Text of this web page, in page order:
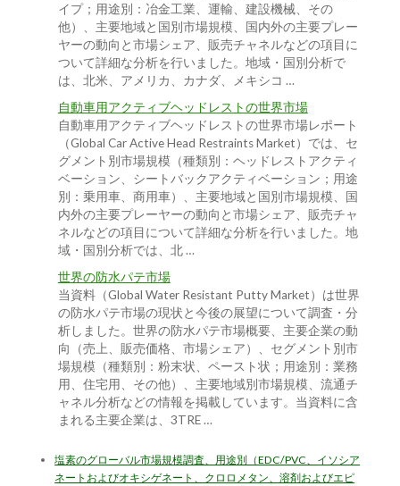
イプ；用途別：冶金工業、運輸、建設機械、その
他）、主要地域と国別市場規模、国内外の主要プレー
ヤーの動向と市場シェア、販売チャネルなどの項目に
ついて詳細な分析を行いました。地域・国別分析で
は、北米、アメリカ、カナダ、メキシコ …
自動車用アクティブヘッドレストの世界市場
自動車用アクティブヘッドレストの世界市場レポート
（Global Car Active Head Restraints Market）では、セ
グメント別市場規模（種類別：ヘッドレストアクティ
ベーション、シートバックアクティベーション；用途
別：乗用車、商用車）、主要地域と国別市場規模、国
内外の主要プレーヤーの動向と市場シェア、販売チャ
ネルなどの項目について詳細な分析を行いました。地
域・国別分析では、北 …
世界の防水パテ市場
当資料（Global Water Resistant Putty Market）は世界
の防水パテ市場の現状と今後の展望について調査・分
析しました。世界の防水パテ市場概要、主要企業の動
向（売上、販売価格、市場シェア）、セグメント別市
場規模（種類別：粉末状、ペースト状；用途別：業務
用、住宅用、その他）、主要地域別市場規模、流通チ
ャネル分析などの情報を掲載しています。当資料に含
まれる主要企業は、3TRE …
塩素のグローバル市場規模調査、用途別（EDC/PVC、イソシア
ネートおよびオキシゲネート、クロロメタン、溶剤およびエピ